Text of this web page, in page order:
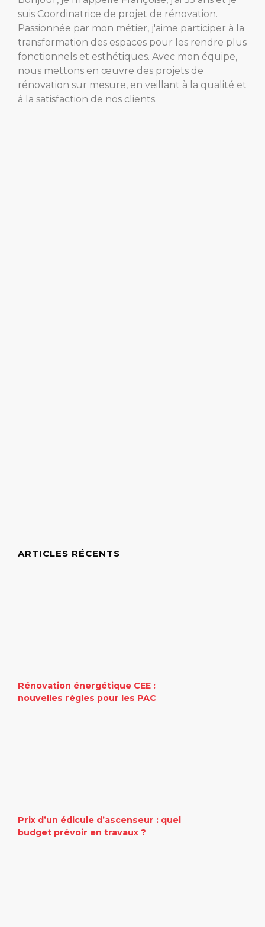
suis Coordinatrice de projet de rénovation.
Passionnée par mon métier, j'aime participer à la
transformation des espaces pour les rendre plus
fonctionnels et esthétiques. Avec mon équipe,
nous mettons en œuvre des projets de
rénovation sur mesure, en veillant à la qualité et
à la satisfaction de nos clients.
ARTICLES RÉCENTS
Rénovation énergétique CEE :
nouvelles règles pour les PAC
Prix d’un édicule d’ascenseur : quel
budget prévoir en travaux ?